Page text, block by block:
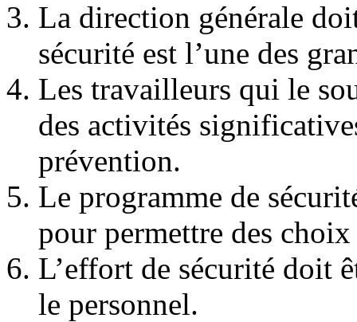
La direction générale
sécurité est l’une des
Les travailleurs qui le
des activités
prévention.
Le programme de
pour permettre des
L’effort de sécurité doit
le personnel.